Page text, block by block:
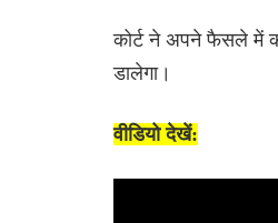
कोर्ट ने अपने फैसले में
डालेगा।
वीडियो देखें: